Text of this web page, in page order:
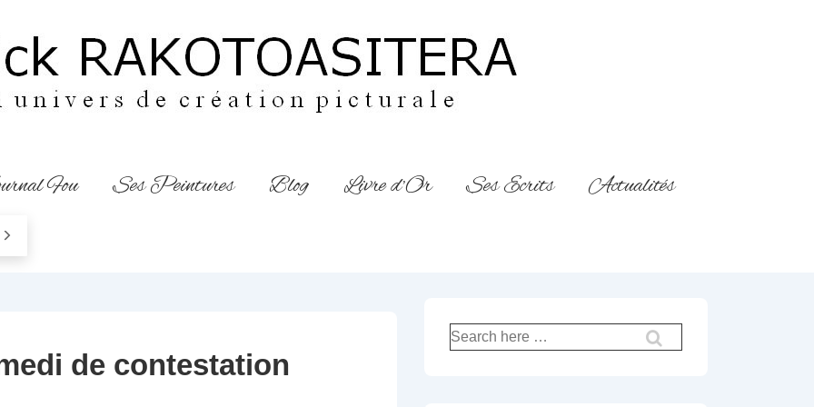
Fou Ses Peintures Blog Livre d’Or Ses Ecrits
Actualités
de contestation
Recherche
pour: